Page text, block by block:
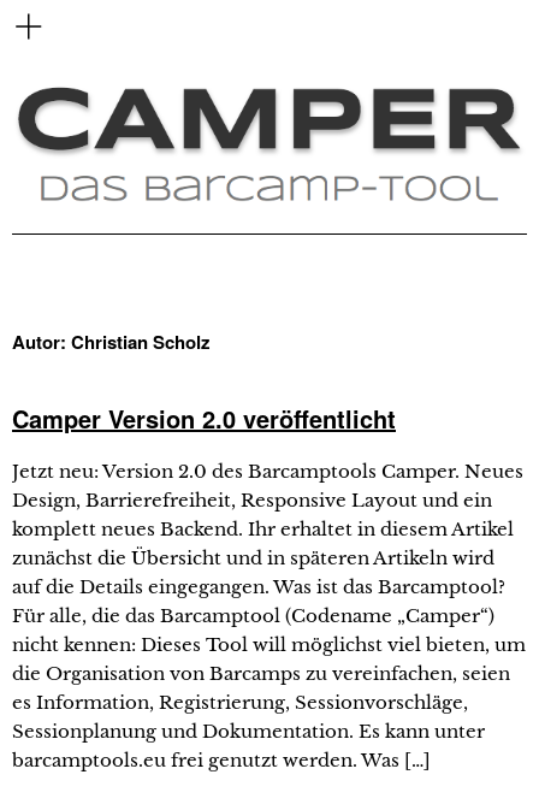
Autor: Christian Scholz
Camper Version 2.0 veröffentlicht
Jetzt neu: Version 2.0 des Barcamptools Camper. Neues
Design, Barrierefreiheit, Responsive Layout und ein
komplett neues Backend. Ihr erhaltet in diesem Artikel
zunächst die Übersicht und in späteren Artikeln wird
auf die Details eingegangen. Was ist das Barcamptool?
Für alle, die das Barcamptool (Codename „Camper“)
nicht kennen: Dieses Tool will möglichst viel bieten, um
die Organisation von Barcamps zu vereinfachen, seien
es Information, Registrierung, Sessionvorschläge,
Sessionplanung und Dokumentation. Es kann unter
barcamptools.eu frei genutzt werden. Was […]